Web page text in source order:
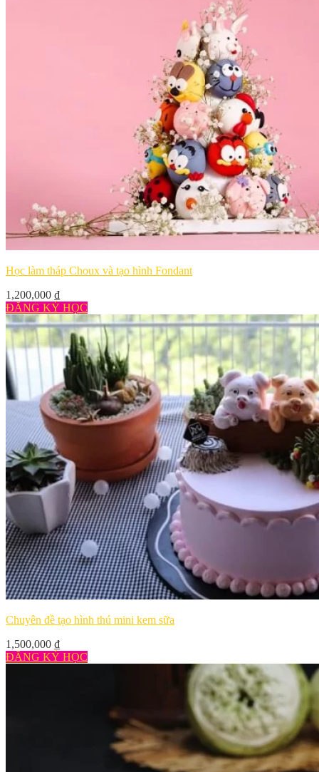
Học làm tháp Choux và tạo hình Fondant
1,200,000 ₫
ĐĂNG KÝ HỌC
Chuyên đề tạo hình thú mini kem sữa
1,500,000 ₫
ĐĂNG KÝ HỌC